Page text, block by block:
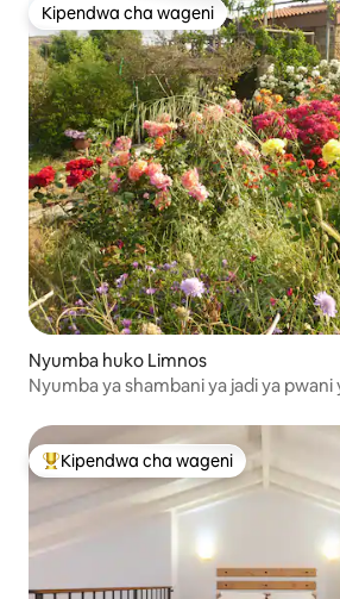
Kipendwa cha wageni
Kipendwa cha wageni
Nyumba huko Limnos
Nyumba ya shambani ya jadi ya pwani
Kipendwa maarufu cha wageni
Kipendwa cha wageni